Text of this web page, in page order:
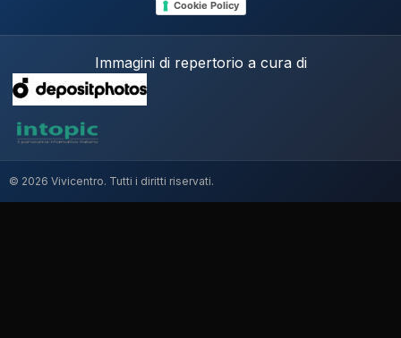
Cookie Policy
Immagini di repertorio a cura di
© 2026 Vivicentro. Tutti i diritti riservati.